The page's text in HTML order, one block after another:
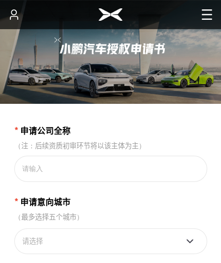
*申请公司全称
（注：后续资质初审环节将以该主体为主）
*申请意向城市
（最多选择五个城市）
请选择